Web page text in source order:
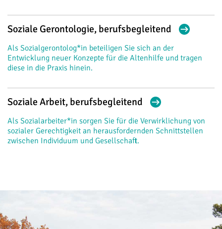
Soziale Gerontologie, berufsbegleitend
Als Sozialgerontolog*in beteiligen Sie sich an der
Entwicklung neuer Konzepte für die Altenhilfe und tragen
diese in die Praxis hinein.
Soziale Arbeit, berufsbegleitend
Als Sozialarbeiter*in sorgen Sie für die Verwirklichung von
sozialer Gerechtigkeit an herausfordernden Schnittstellen
zwischen Individuum und Gesellschaft.